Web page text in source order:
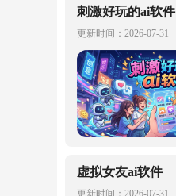
刺激好玩的ai软件
更新时间：2026-07-31
虚拟女友ai软件
更新时间：2026-07-31